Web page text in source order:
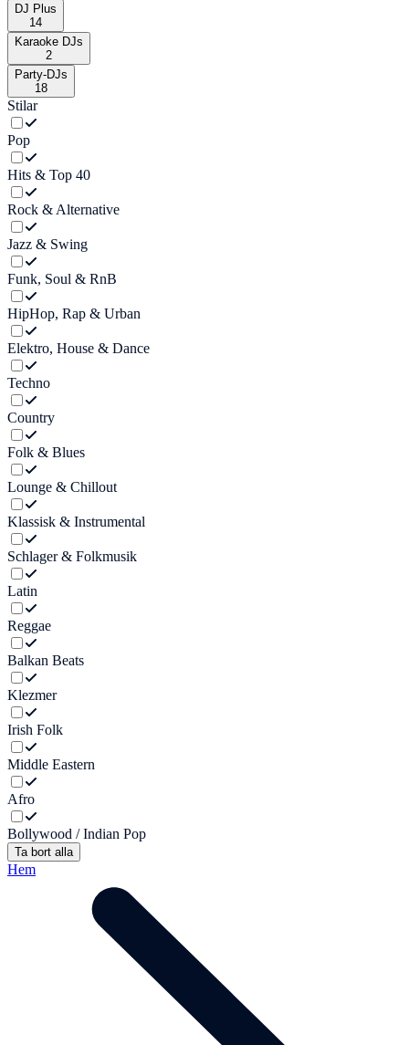
DJ Plus
14
Karaoke DJs
2
Party-DJs
18
Stilar
Pop
Hits & Top 40
Rock & Alternative
Jazz & Swing
Funk, Soul & RnB
HipHop, Rap & Urban
Elektro, House & Dance
Techno
Country
Folk & Blues
Lounge & Chillout
Klassisk & Instrumental
Schlager & Folkmusik
Latin
Reggae
Balkan Beats
Klezmer
Irish Folk
Middle Eastern
Afro
Bollywood / Indian Pop
Ta bort alla
Hem